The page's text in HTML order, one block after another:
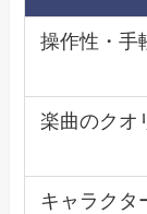
操作性・手
楽曲のクオ
キャラクタ